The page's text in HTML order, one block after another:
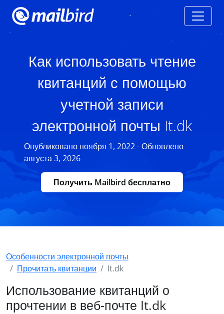
Как использовать чтение
квитанций с помощью
учетной записи
электронной почты It.dk
Опубликовано ноября 1, 2022 - Обновлено
августа 3, 2026
Получить Mailbird бесплатно
Особенности электронной почты
Прочитать квитанции
It.dk
Использование квитанций о
прочтении в веб-почте It.dk